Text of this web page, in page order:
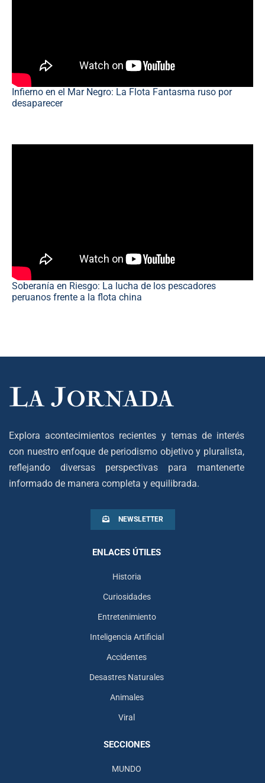
Infierno en el Mar Negro: La Flota Fantasma ruso por
desaparecer
Soberanía en Riesgo: La lucha de los pescadores
peruanos frente a la flota china
Explora acontecimientos recientes y temas de interés
con nuestro enfoque de periodismo objetivo y pluralista,
reflejando diversas perspectivas para mantenerte
informado de manera completa y equilibrada.
NEWSLETTER
ENLACES ÚTILES
Historia
Curiosidades
Entretenimiento
Inteligencia Artificial
Accidentes
Desastres Naturales
Animales
Viral
SECCIONES
MUNDO